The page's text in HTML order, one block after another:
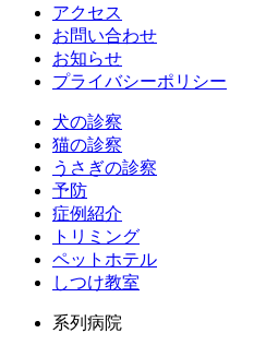
アクセス
お問い合わせ
お知らせ
プライバシーポリシー
犬の診察
猫の診察
うさぎの診察
予防
症例紹介
トリミング
ペットホテル
しつけ教室
系列病院